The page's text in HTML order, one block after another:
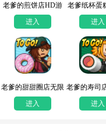
老爹的煎饼店HD游
戏
进入
老爹纸杯蛋
无限金
进入
老爹的甜甜圈店无限
金币版
进入
老爹的寿司
币版
进入